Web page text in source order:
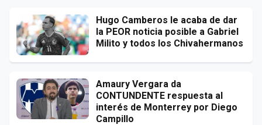
Hugo Camberos le acaba de dar
la PEOR noticia posible a Gabriel
Milito y todos los Chivahermanos
Amaury Vergara da
CONTUNDENTE respuesta al
interés de Monterrey por Diego
Campillo